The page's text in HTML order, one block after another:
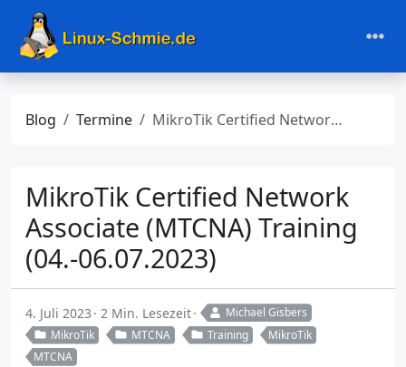
Blog Termine MikroTik Certified Network Associate (MTCNA) Training (04.-06.07.2023)
MikroTik Certified Network
Associate (MTCNA) Training
(04.-06.07.2023)
4. Juli 2023 2 Min. Lesezeit
Michael Gisbers
MikroTik
MTCNA Training
MikroTik
MTCNA